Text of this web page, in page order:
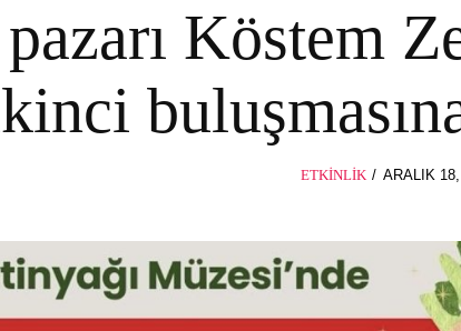
Köstem
ETKINLIK
POSTED
ARALIK